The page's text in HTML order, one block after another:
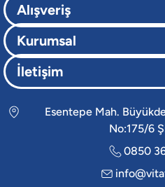
Alışveriş
Kurumsal
İletişim
Esentepe Mah.
No:175/6
0850